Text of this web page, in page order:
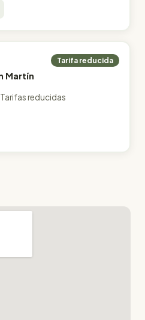
Tarifa reducida
Martín
reducidas